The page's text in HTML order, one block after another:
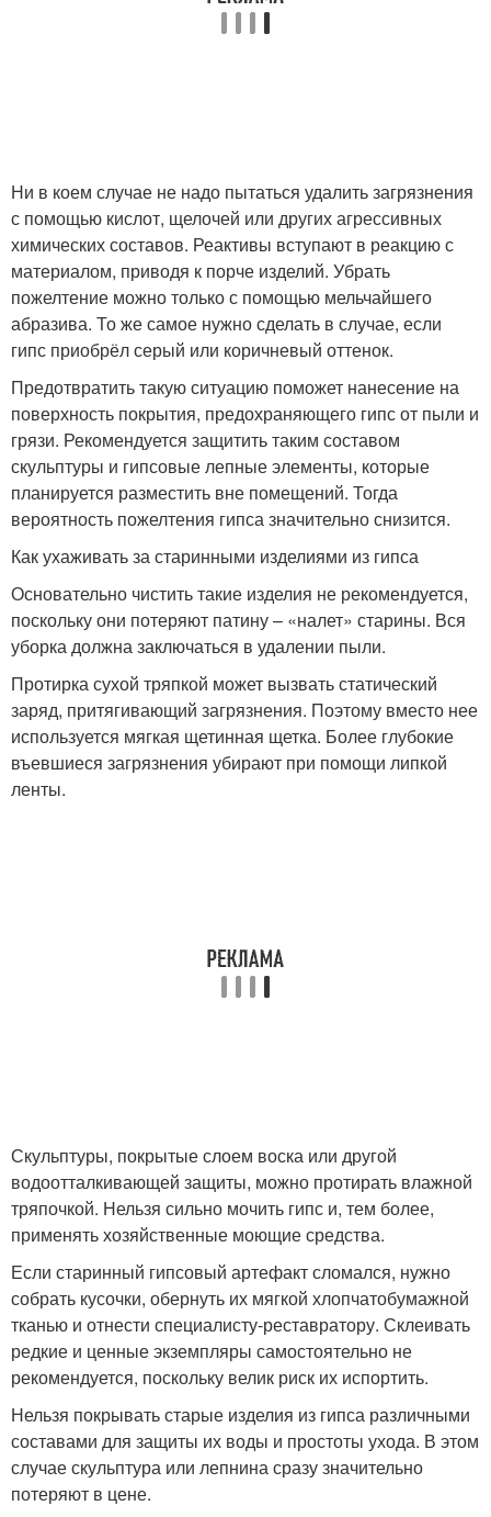
Ни в коем случае не надо пытаться удалить загрязнения
с помощью кислот, щелочей или других агрессивных
химических составов. Реактивы вступают в реакцию с
материалом, приводя к порче изделий. Убрать
пожелтение можно только с помощью мельчайшего
абразива. То же самое нужно сделать в случае, если
гипс приобрёл серый или коричневый оттенок.
Предотвратить такую ситуацию поможет нанесение на
поверхность покрытия, предохраняющего гипс от пыли и
грязи. Рекомендуется защитить таким составом
скульптуры и гипсовые лепные элементы, которые
планируется разместить вне помещений. Тогда
вероятность пожелтения гипса значительно снизится.
Как ухаживать за старинными изделиями из гипса
Основательно чистить такие изделия не рекомендуется,
поскольку они потеряют патину – «налет» старины. Вся
уборка должна заключаться в удалении пыли.
Протирка сухой тряпкой может вызвать статический
заряд, притягивающий загрязнения. Поэтому вместо нее
используется мягкая щетинная щетка. Более глубокие
въевшиеся загрязнения убирают при помощи липкой
ленты.
Скульптуры, покрытые слоем воска или другой
водоотталкивающей защиты, можно протирать влажной
тряпочкой. Нельзя сильно мочить гипс и, тем более,
применять хозяйственные моющие средства.
Если старинный гипсовый артефакт сломался, нужно
собрать кусочки, обернуть их мягкой хлопчатобумажной
тканью и отнести специалисту-реставратору. Склеивать
редкие и ценные экземпляры самостоятельно не
рекомендуется, поскольку велик риск их испортить.
Нельзя покрывать старые изделия из гипса различными
составами для защиты их воды и простоты ухода. В этом
случае скульптура или лепнина сразу значительно
потеряют в цене.